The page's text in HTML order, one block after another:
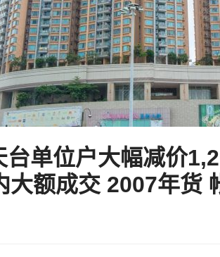
单位户大幅减价
大额成交 2007年货